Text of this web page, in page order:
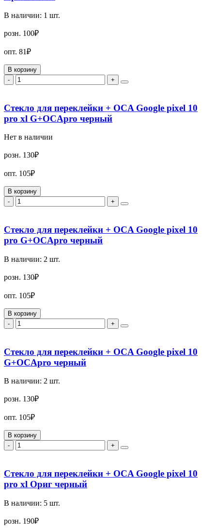
В наличии: 1 шт.
розн. 100₽
опт. 81₽
В корзину
-
+
Стекло для переклейки + OCA Google pixel 10
pro xl G+OCApro черный
Нет в наличии
розн. 130₽
опт. 105₽
В корзину
-
+
Стекло для переклейки + OCA Google pixel 10
pro G+OCApro черный
В наличии: 2 шт.
розн. 130₽
опт. 105₽
В корзину
-
+
Стекло для переклейки + OCA Google pixel 10
G+OCApro черный
В наличии: 2 шт.
розн. 130₽
опт. 105₽
В корзину
-
+
Стекло для переклейки + OCA Google pixel 10
pro xl Ориг черный
В наличии: 5 шт.
розн. 190₽